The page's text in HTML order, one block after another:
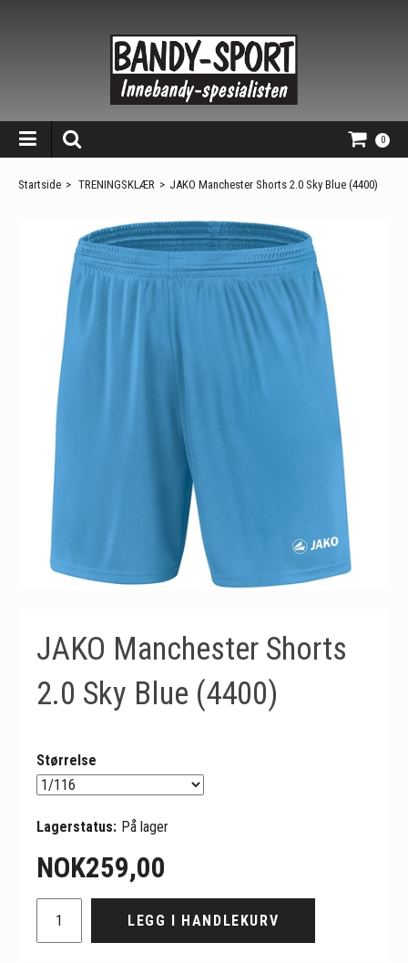
0
Startside > TRENINGSKLÆR > JAKO Manchester Shorts 2.0 Sky Blue (4400)
JAKO Manchester Shorts
2.0 Sky Blue (4400)
Størrelse
Lagerstatus: På lager
NOK259,00
LEGG I HANDLEKURV